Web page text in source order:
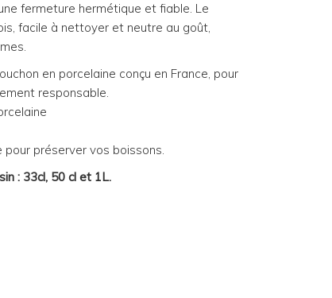
fermeture hermétique et fiable. Le
facile à nettoyer et neutre au goût,
en porcelaine conçu en France, pour
responsable.
préserver vos boissons.
: 33cl, 50 cl et 1L.